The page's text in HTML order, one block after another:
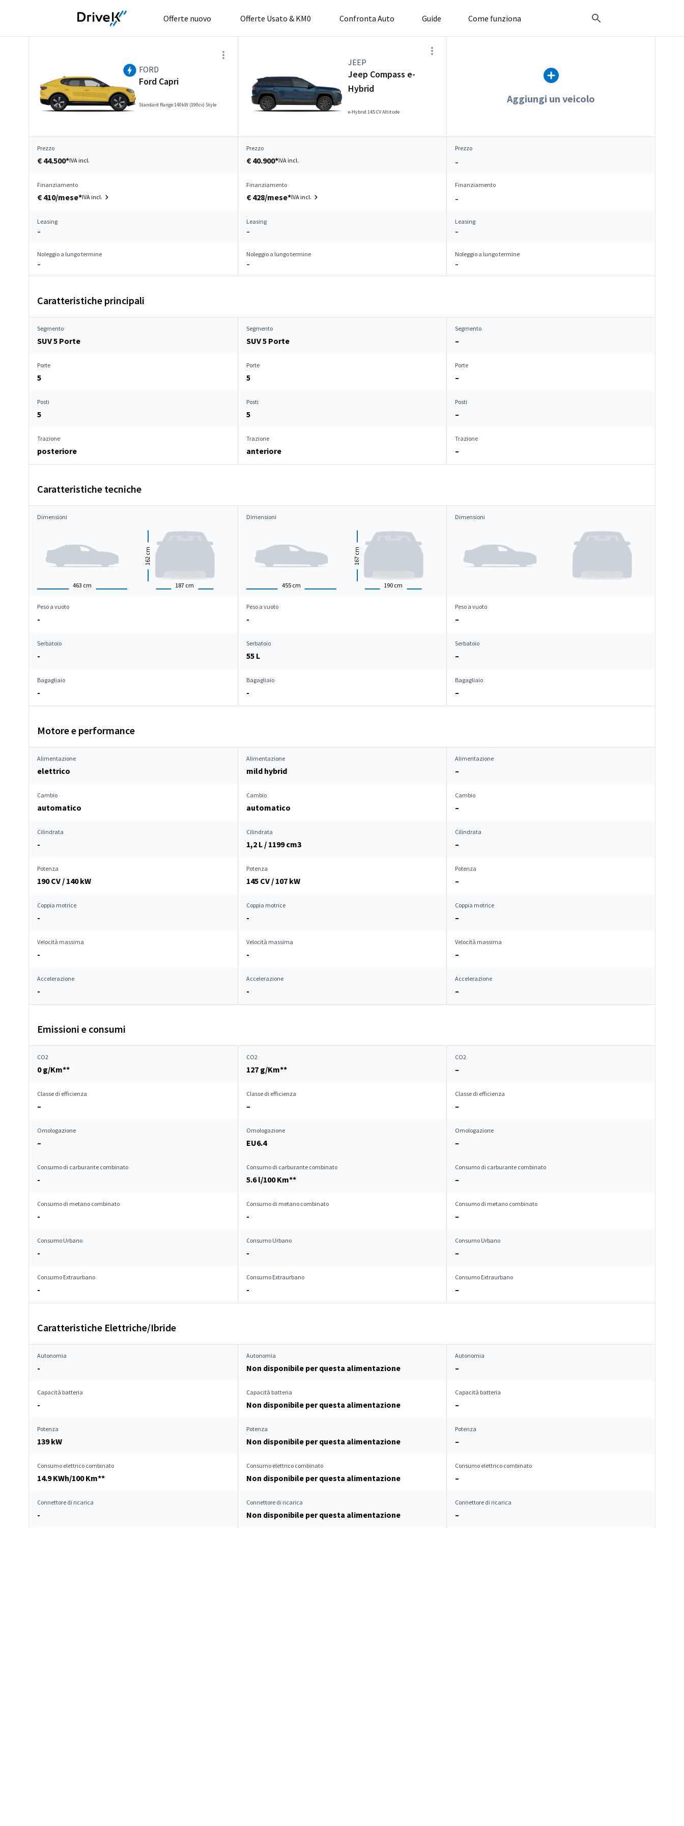
Offerte nuovo Offerte Usato & KM0 Confronta Auto Guide Come funziona
FORD
Ford Capri
Standard Range 140kW (190cv) Style
JEEP
Jeep Compass e-
Hybrid
e-Hybrid 145 CV Altitude
Aggiungi un veicolo
Prezzo
€ 44.500*IVA incl.
Prezzo
€ 40.900*IVA incl.
Prezzo
–
Finanziamento
€ 410/mese*IVA incl.
Finanziamento
€ 428/mese*IVA incl.
Finanziamento
–
Leasing
–
Leasing
–
Leasing
–
Noleggio a lungo termine
–
Noleggio a lungo termine
–
Noleggio a lungo termine
–
Caratteristiche principali
Segmento
SUV 5 Porte
Segmento
SUV 5 Porte
Segmento
–
Porte
5
Porte
5
Porte
–
Posti
5
Posti
5
Posti
–
Trazione
posteriore
Trazione
anteriore
Trazione
–
Caratteristiche tecniche
Dimensioni
463 cm 187 cm
162
cm
Dimensioni
455 cm 190 cm
167
cm
Dimensioni
Peso a vuoto
-
Peso a vuoto
-
Peso a vuoto
–
Serbatoio
-
Serbatoio
55 L
Serbatoio
–
Bagagliaio
-
Bagagliaio
-
Bagagliaio
–
Motore e performance
Alimentazione
elettrico
Alimentazione
mild hybrid
Alimentazione
–
Cambio
automatico
Cambio
automatico
Cambio
–
Cilindrata
-
Cilindrata
1,2 L / 1199 cm3
Cilindrata
–
Potenza
190 CV / 140 kW
Potenza
145 CV / 107 kW
Potenza
–
Coppia motrice
-
Coppia motrice
-
Coppia motrice
–
Velocità massima
-
Velocità massima
-
Velocità massima
–
Accelerazione
-
Accelerazione
-
Accelerazione
–
Emissioni e consumi
CO2
0 g/Km**
CO2
127 g/Km**
CO2
–
Classe di efficienza
–
Classe di efficienza
–
Classe di efficienza
–
Omologazione
–
Omologazione
EU6.4
Omologazione
–
Consumo di carburante combinato
-
Consumo di carburante combinato
5.6 l/100 Km**
Consumo di carburante combinato
–
Consumo di metano combinato
-
Consumo di metano combinato
-
Consumo di metano combinato
–
Consumo Urbano
-
Consumo Urbano
-
Consumo Urbano
–
Consumo Extraurbano
-
Consumo Extraurbano
-
Consumo Extraurbano
–
Caratteristiche Elettriche/Ibride
Autonomia
-
Autonomia
Non disponibile per questa alimentazione
Autonomia
–
Capacità batteria
-
Capacità batteria
Non disponibile per questa alimentazione
Capacità batteria
–
Potenza
139 kW
Potenza
Non disponibile per questa alimentazione
Potenza
–
Consumo elettrico combinato
14.9 KWh/100 Km**
Consumo elettrico combinato
Non disponibile per questa alimentazione
Consumo elettrico combinato
–
Connettore di ricarica
-
Connettore di ricarica
Non disponibile per questa alimentazione
Connettore di ricarica
–